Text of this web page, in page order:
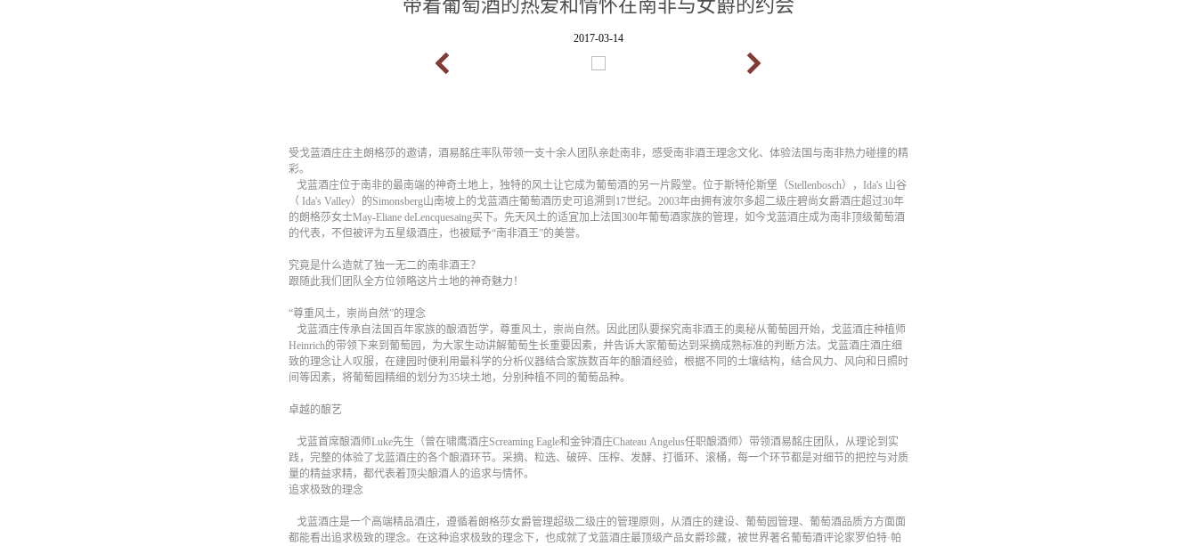
带着葡萄酒的热爱和情怀在南非与女爵的约会
2017-03-14
受戈蓝酒庄庄主朗格莎的邀请，酒易酩庄率队带领一支十余人团队亲赴南非，感受南非酒王理念文化、体验法国与南非热力碰撞的精
彩。
戈蓝酒庄位于南非的最南端的神奇土地上，独特的风土让它成为葡萄酒的另一片殿堂。位于斯特伦斯堡（Stellenbosch），Ida's 山谷
（ Ida's Valley）的Simonsberg山南坡上的戈蓝酒庄葡萄酒历史可追溯到17世纪。2003年由拥有波尔多超二级庄碧尚女爵酒庄超过30年
的朗格莎女士May-Eliane deLencquesaing买下。先天风土的适宜加上法国300年葡萄酒家族的管理，如今戈蓝酒庄成为南非顶级葡萄酒
的代表，不但被评为五星级酒庄，也被赋予“南非酒王”的美誉。
究竟是什么造就了独一无二的南非酒王？
跟随此我们团队全方位领略这片土地的神奇魅力！
“尊重风土，崇尚自然”的理念
戈蓝酒庄传承自法国百年家族的酿酒哲学，尊重风土，崇尚自然。因此团队要探究南非酒王的奥秘从葡萄园开始，戈蓝酒庄种植师
Heinrich的带领下来到葡萄园，为大家生动讲解葡萄生长重要因素，并告诉大家葡萄达到采摘成熟标准的判断方法。戈蓝酒庄酒庄细
致的理念让人叹服，在建园时便利用最科学的分析仪器结合家族数百年的酿酒经验，根据不同的土壤结构，结合风力、风向和日照时
间等因素，将葡萄园精细的划分为35块土地，分别种植不同的葡萄品种。
卓越的酿艺
戈蓝首席酿酒师Luke先生（曾在啸鹰酒庄Screaming Eagle和金钟酒庄Chateau Angelus任职酿酒师）带领酒易酩庄团队，从理论到实
践，完整的体验了戈蓝酒庄的各个酿酒环节。采摘、粒选、破碎、压榨、发酵、打循环、滚桶，每一个环节都是对细节的把控与对质
量的精益求精，都代表着顶尖酿酒人的追求与情怀。
追求极致的理念
戈蓝酒庄是一个高端精品酒庄，遵循着朗格莎女爵管理超级二级庄的管理原则，从酒庄的建设、葡萄园管理、葡萄酒品质方方面面
都能看出追求极致的理念。在这种追求极致的理念下，也成就了戈蓝酒庄最顶级产品女爵珍藏，被世界著名葡萄酒评论家罗伯特·帕